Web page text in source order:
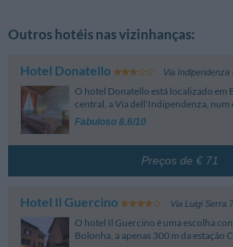
Outros hotéis nas vizinhanças:
Hotel Donatello Via Indipendenza
O hotel Donatello está localizado em
central, a Via dell'Indipendenza, num
Fabuloso 8.6/10
Preços de € 71
Hotel Il Guercino Via Luigi Serra 7
O hotel Il Guercino é uma escolha
Bolonha, a apenas 300 m da estação